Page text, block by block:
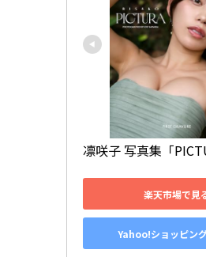
凛咲子 写真集「
楽天市場で見
Yahoo!ショッピン